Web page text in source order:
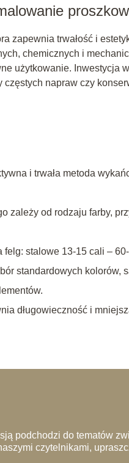
zapewnia trwałość i
chemicznych i
użytkowanie. Inwestycja
częstych napraw czy
i trwała metoda
zależy od rodzaju farby,
felg: stalowe 13-15 cali –
standardowych kolorów,
długowieczność i
podchodzi do tematów
czytelnikami,